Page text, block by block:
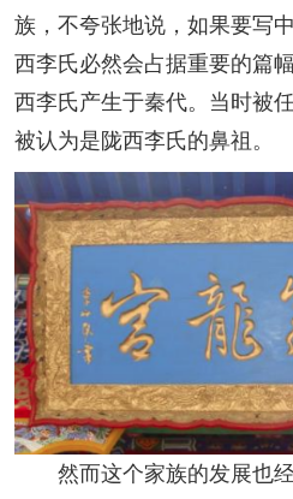
族，不夸张地说，如果要写
西李氏必然会占据重要的篇
西李氏产生于秦代。当时被
被认为是陇西李氏的鼻祖。
然而这个家族的发展也经